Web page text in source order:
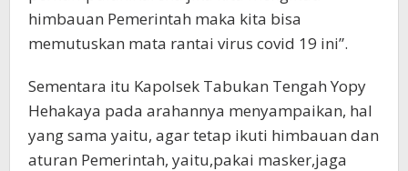
himbauan Pemerintah maka kita bisa
memutuskan mata rantai virus covid 19 ini”.
Sementara itu Kapolsek Tabukan Tengah Yopy
Hehakaya pada arahannya menyampaikan, hal
yang sama yaitu, agar tetap ikuti himbauan dan
aturan Pemerintah, yaitu,pakai masker,jaga